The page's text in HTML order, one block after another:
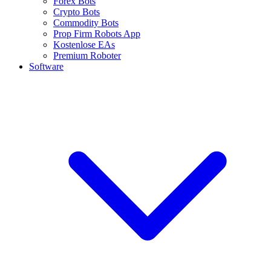
Crypto Bots
Commodity Bots
Prop Firm Robots App
Kostenlose EAs
Premium Roboter
Software